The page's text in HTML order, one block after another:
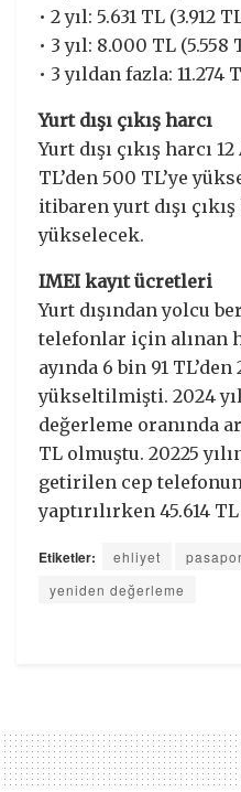
• 2 yıl: 5.631 TL (3.912
• 3 yıl: 8.000 TL (5.558
• 3 yıldan fazla: 11.274
Yurt dışı çıkış harcı
Yurt dışı çıkış harcı
TL’den 500 TL’ye
itibaren yurt dışı çıkış
yükselecek.
IMEI kayıt ücretleri
Yurt dışından yolcu
telefonlar için alınan
ayında 6 bin 91 TL’den
yükseltilmişti. 2024
değerleme oranında
TL olmuştu. 20225
getirilen cep
yaptırılırken 45.614
Etiketler: ehliyet
yeniden değerleme